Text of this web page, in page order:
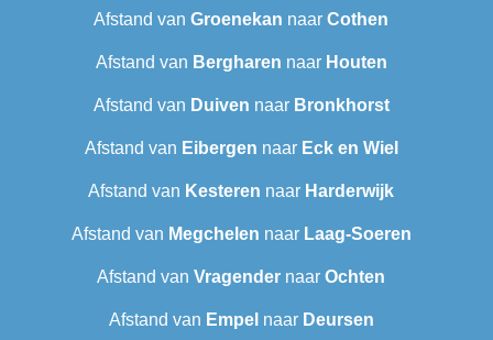
Afstand van Groenekan naar Cothen
Afstand van Bergharen naar Houten
Afstand van Duiven naar Bronkhorst
Afstand van Eibergen naar Eck en Wiel
Afstand van Kesteren naar Harderwijk
Afstand van Megchelen naar Laag-Soeren
Afstand van Vragender naar Ochten
Afstand van Empel naar Deursen